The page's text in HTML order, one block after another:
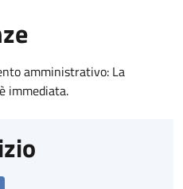
amministrativo: La
immediata.